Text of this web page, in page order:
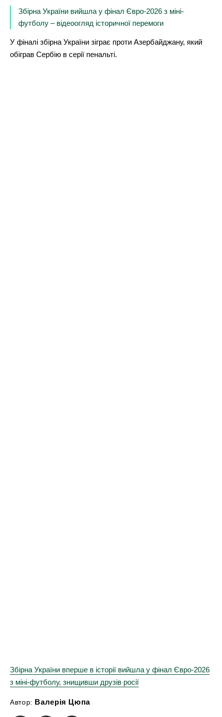
Збірна України вийшла у фінал Євро-2026 з міні-
футболу – відеоогляд історичної перемоги
У фіналі збірна України зіграє проти Азербайджану, який
обіграв Сербію в серії пенальті.
Збірна України вперше в історії вийшла у фінал Євро-2026
з міні-футболу, знищивши друзів росії
Автор: Валерія Цюпа